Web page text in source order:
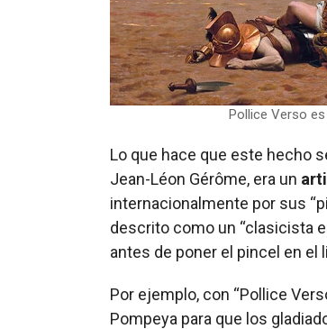
Pollice Verso
Lo que hace que este hecho
Jean-Léon Gérôme, era un
internacionalmente por sus
descrito como un “clasicista
antes de poner el pincel en el
Por ejemplo, con “Pollice
Pompeya para que los